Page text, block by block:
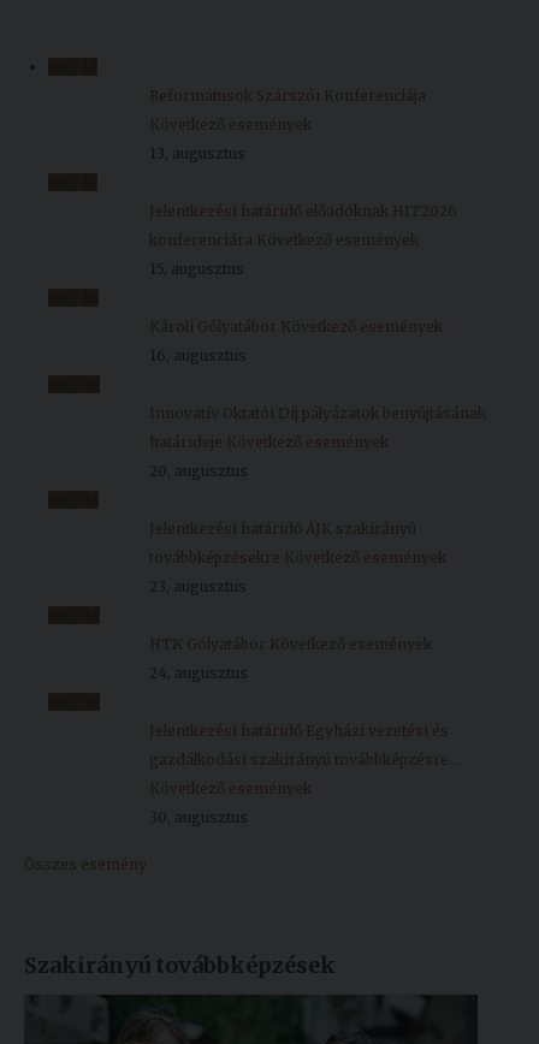
Reformátusok Szárszói Konferenciája
Következő események
13, augusztus
Jelentkezési határidő előadóknak HIT2026
konferenciára Következő események
15, augusztus
Károli Gólyatábor Következő események
16, augusztus
Innovatív Oktatói Díj pályázatok benyújtásának
határideje Következő események
20, augusztus
Jelentkezési határidő ÁJK szakirányú
továbbképzésekre Következő események
23, augusztus
HTK Gólyatábor Következő események
24, augusztus
Jelentkezési határidő Egyházi vezetési és
gazdálkodási szakirányú továbbképzésre...
Következő események
30, augusztus
Összes esemény
Szakirányú továbbképzések